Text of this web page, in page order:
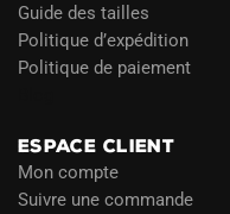
Guide des tailles
Politique d’expédition
Politique de paiement
ESPACE CLIENT
Mon compte
Suivre une commande